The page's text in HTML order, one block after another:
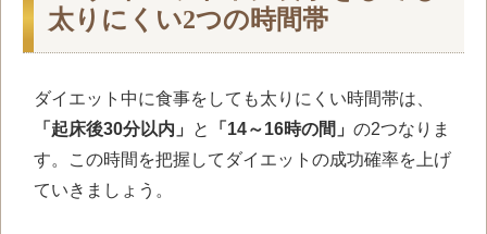
太りにくい2つの時間帯
ダイエット中に食事をしても太りにくい時間帯は、
「起床後30分以内」
と 「14～16時の間」 の2つなりま
す。この時間を把握してダイエットの成功確率を上げ
ていきましょう。